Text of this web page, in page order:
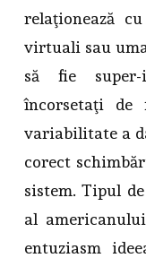
relaţionează
virtuali sau
să fie super-
încorsetaţi
variabilitate a
corect
sistem. Tipul
al
entuziasm